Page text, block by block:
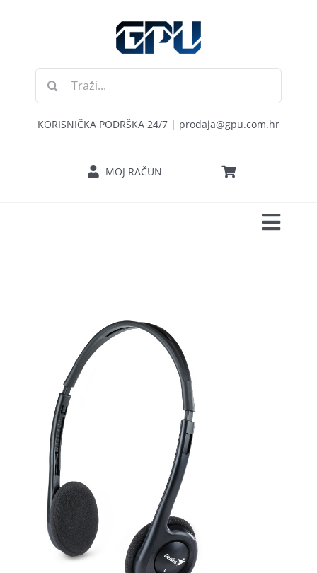
Traži...
KORISNIČKA PODRŠKA 24/7 | prodaja@gpu.com.hr
MOJ RAČUN
KABELI I KONEKTORI
MREŽNA OPREMA
PRINTERI
POTROŠNI
POTROŠAČKA ELEKTRONIKA
OSTALO